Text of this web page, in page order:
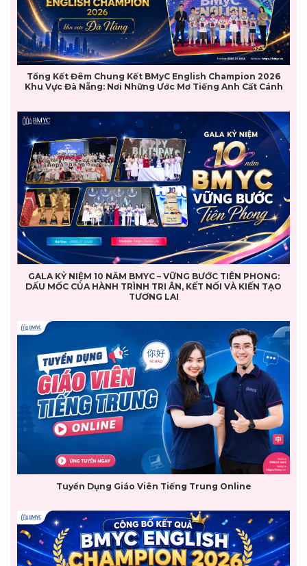
Tổng Kết Đêm Chung Kết BMyC English Champion 2026
Khu Vực Đà Nẵng: Nơi Những Ước Mơ Tiếng Anh Cất Cánh
GALA KỶ NIỆM 10 NĂM BMYC – VỮNG BƯỚC TIÊN PHONG:
DẤU MỐC CỦA HÀNH TRÌNH TRI ÂN, KẾT NỐI VÀ KIẾN TẠO
TƯƠNG LAI
Tuyển Dụng Giáo Viên Tiếng Trung Online